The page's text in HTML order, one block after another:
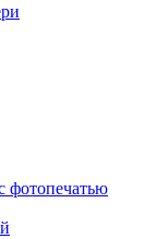
фотопечатью